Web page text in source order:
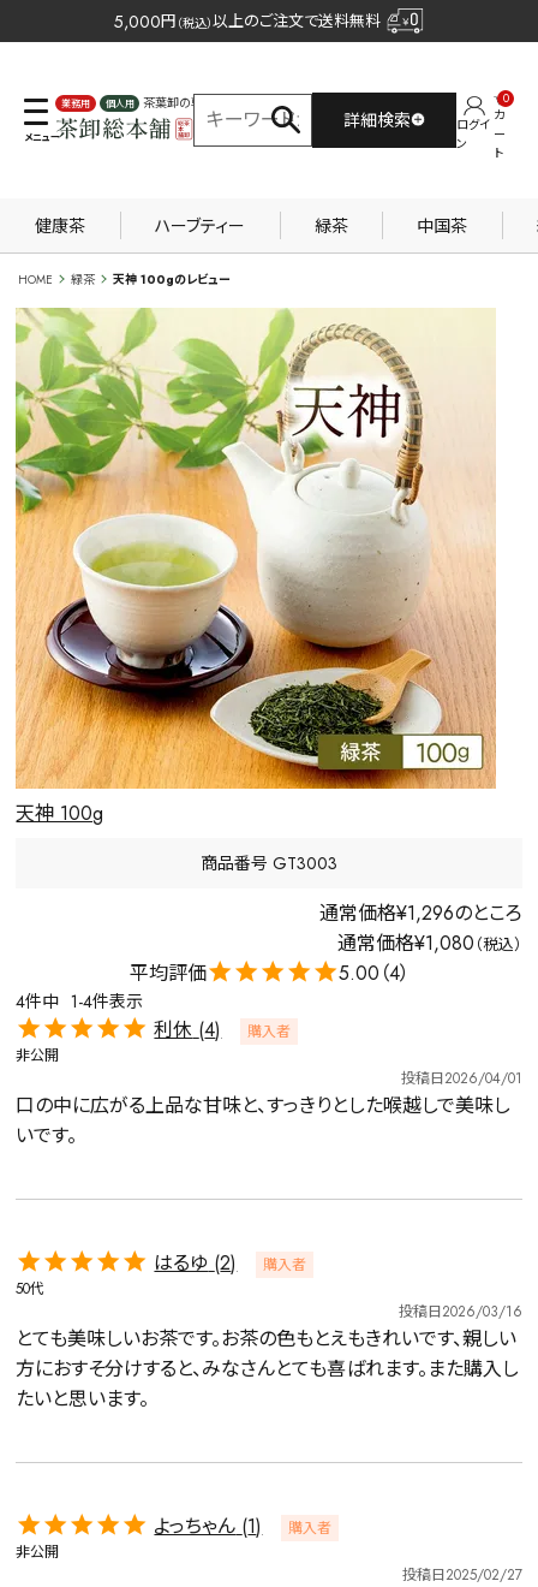
5,000円 （税込）以上のご注文で送料無料
業務用 個人用
茶葉卸の専門サイト
詳細検索
ログイ
ン
カ
ー
ト
0
健康茶 ハーブティー 緑茶 中国茶
HOME 緑茶 天神 100gのレビュー
天神 100g
商品番号 GT3003
通常価格¥1,296のところ
通常価格¥1,080 税込
5.00 4
4件中 1-4件表示
利休 4
購入者
非公開
投稿日2026/04/01
口の中に広がる上品な甘味と、すっきりとした喉越しで美味し
いです。
はるゆ 2
購入者
50代
投稿日2026/03/16
とても美味しいお茶です。お茶の色もとえもきれいです、親しい
方におすそ分けすると、みなさんとても喜ばれます。また購入し
たいと思います。
よっちゃん 1
購入者
非公開
投稿日2025/02/27